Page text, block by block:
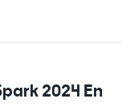
2024 En